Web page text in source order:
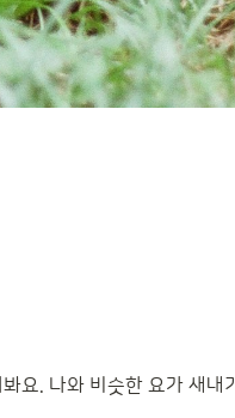
요. 나와 비슷한 요가 새내기